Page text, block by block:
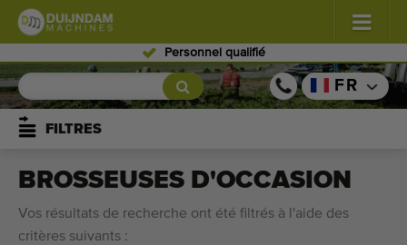
Personnel qualifié
Fleurs et plantes (585)
Légumes de plein champ
Légumes de serre (348)
Fruits (334)
FR
FILTRES
BROSSEUSES D'OCCASION
Vos résultats de recherche ont été filtrés à l'aide des
critères suivants :